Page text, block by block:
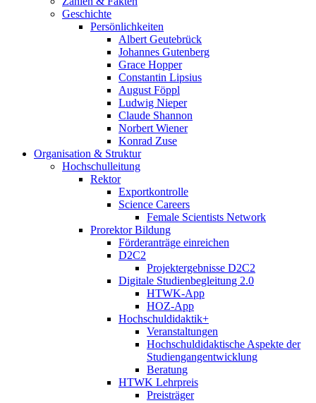
Geschichte
Persönlichkeiten
Albert Geutebrück
Johannes Gutenberg
Grace Hopper
Constantin Lipsius
August Föppl
Ludwig Nieper
Claude Shannon
Norbert Wiener
Konrad Zuse
Organisation & Struktur
Hochschulleitung
Rektor
Exportkontrolle
Science Careers
Female Scientists Network
Prorektor Bildung
Förderanträge einreichen
D2C2
Projektergebnisse D2C2
Digitale Studienbegleitung 2.0
HTWK-App
HOZ-App
Hochschuldidaktik+
Veranstaltungen
Hochschuldidaktische Aspekte der
Studiengangentwicklung
Beratung
HTWK Lehrpreis
Preisträger